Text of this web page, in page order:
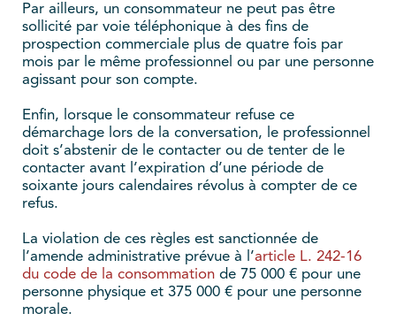
Par ailleurs, un consommateur ne peut pas être
sollicité par voie téléphonique à des fins de
prospection commerciale plus de quatre fois par
mois par le même professionnel ou par une personne
agissant pour son compte.
Enfin, lorsque le consommateur refuse ce
démarchage lors de la conversation, le professionnel
doit s’abstenir de le contacter ou de tenter de le
contacter avant l’expiration d’une période de
soixante jours calendaires révolus à compter de ce
refus.
La violation de ces règles est sanctionnée de
l’amende administrative prévue à l’article L. 242-16
du code de la consommation de 75 000 € pour une
personne physique et 375 000 € pour une personne
morale.